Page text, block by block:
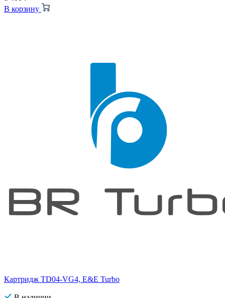
В корзину
Картридж TD04-VG4, E&E Turbo